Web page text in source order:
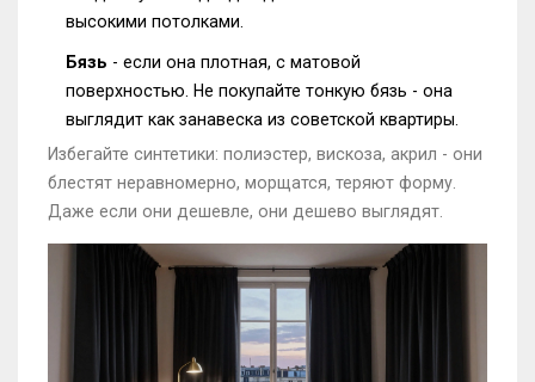
высокими потолками.
Бязь - если она плотная, с матовой
поверхностью. Не покупайте тонкую бязь - она
выглядит как занавеска из советской квартиры.
Избегайте синтетики: полиэстер, вискоза, акрил - они
блестят неравномерно, морщатся, теряют форму.
Даже если они дешевле, они дешево выглядят.